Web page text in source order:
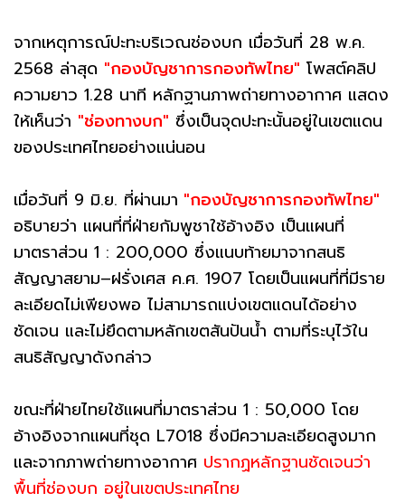
จากเหตุการณ์ปะทะบริเวณช่องบก เมื่อวันที่ 28 พ.ค.
2568 ล่าสุด "กองบัญชาการกองทัพไทย" โพสต์คลิป
ความยาว 1.28 นาที หลักฐานภาพถ่ายทางอากาศ แสดง
ให้เห็นว่า "ช่องทางบก" ซึ่งเป็นจุดปะทะนั้นอยู่ในเขตแดน
ของประเทศไทยอย่างแน่นอน
เมื่อวันที่ 9 มิ.ย. ที่ผ่านมา "กองบัญชาการกองทัพไทย"
อธิบายว่า แผนที่ที่ฝ่ายกัมพูชาใช้อ้างอิง เป็นแผนที่
มาตราส่วน 1 : 200,000 ซึ่งแนบท้ายมาจากสนธิ
สัญญาสยาม–ฝรั่งเศส ค.ศ. 1907 โดยเป็นแผนที่ที่มีราย
ละเอียดไม่เพียงพอ ไม่สามารถแบ่งเขตแดนได้อย่าง
ชัดเจน และไม่ยึดตามหลักเขตสันปันน้ำ ตามที่ระบุไว้ใน
สนธิสัญญาดังกล่าว
ขณะที่ฝ่ายไทยใช้แผนที่มาตราส่วน 1 : 50,000 โดย
อ้างอิงจากแผนที่ชุด L7018 ซึ่งมีความละเอียดสูงมาก
และจากภาพถ่ายทางอากาศ ปรากฏหลักฐานชัดเจนว่า
พื้นที่ช่องบก อยู่ในเขตประเทศไทย